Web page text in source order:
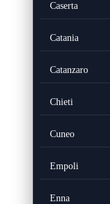
Caserta
Catania
Catanzaro
Chieti
Cuneo
Empoli
Enna